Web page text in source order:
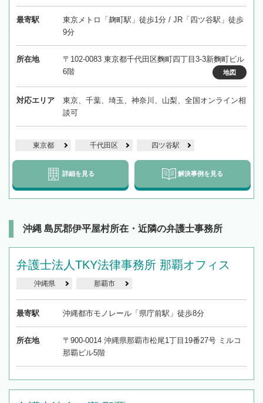
最寄駅
東京メトロ「麹町駅」徒歩1分 / JR「四ツ谷駅」徒歩
9分
所在地
〒102-0083 東京都千代田区麴町四丁目3-3新麴町ビル
6階
地図
対応エリア
東京、千葉、埼玉、神奈川、山梨、全国オンライン相
談可
東京都 千代田区 四ツ谷駅
詳細を見る 解決事例を見る
沖縄 島尻郡伊平屋村所在・近隣の弁護士事務所
弁護士法人TKY法律事務所 那覇オフィス
沖縄県 那覇市
最寄駅 沖縄都市モノレール「県庁前駅」徒歩8分
所在地
〒900-0014 沖縄県那覇市松尾1丁目19番27号 ミルコ
那覇ビル5階